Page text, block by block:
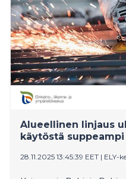
Alueellinen linjaus
käytöstä
28.11.2025 13:45:39 EET | ELY-